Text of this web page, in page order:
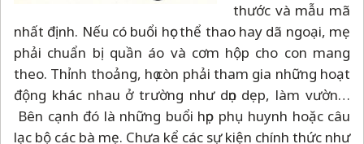
thước và mẫu mã
nhất định. Nếu có buổi học thể thao hay dã ngoại, mẹ
phải chuẩn bị quần áo và cơm hộp cho con mang
theo. Thỉnh thoảng, họ còn phải tham gia những hoạt
động khác nhau ở trường như dọn dẹp, làm vườn…
Bên cạnh đó là những buổi họp phụ huynh hoặc câu
lạc bộ các bà mẹ. Chưa kể các sự kiện chính thức như